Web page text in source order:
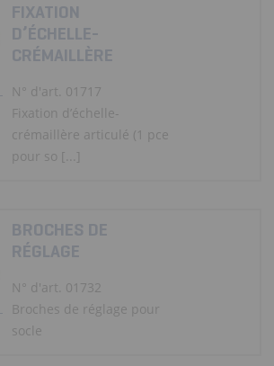
FIXATION
D’ÉCHELLE-
CRÉMAILLÈRE
N° d'art. 01717
Fixation d’échelle-
crémaillère articulé (1 pce
pour so [...]
BROCHES DE
RÉGLAGE
N° d'art. 01732
Broches de réglage pour
socle